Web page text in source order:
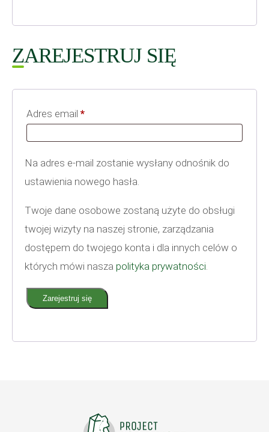
ZAREJESTRUJ SIĘ
Adres email *Wymagane
Na adres e-mail zostanie wysłany odnośnik do
ustawienia nowego hasła.
Twoje dane osobowe zostaną użyte do obsługi
twojej wizyty na naszej stronie, zarządzania
dostępem do twojego konta i dla innych celów o
których mówi nasza polityka prywatności
Zarejestruj się